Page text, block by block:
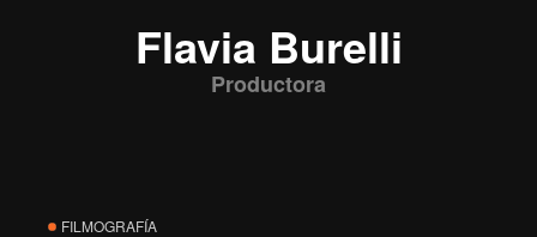
Flavia Burelli
Productora
FILMOGRAFÍA